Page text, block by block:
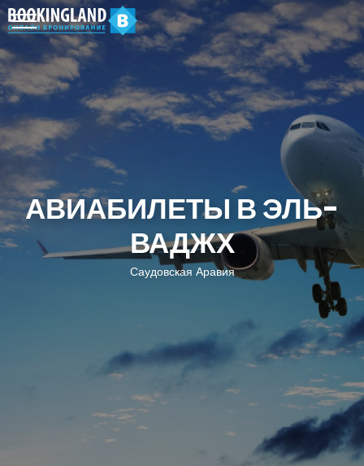
АВИАБИЛЕТЫ В ЭЛЬ-
ВАДЖХ
Саудовская Аравия